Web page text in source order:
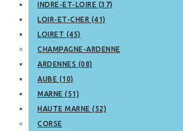
INDRE-ET-LOIRE (37)
LOIR-ET-CHER (41)
LOIRET (45)
CHAMPAGNE-ARDENNE
ARDENNES (08)
AUBE (10)
MARNE (51)
HAUTE MARNE (52)
CORSE